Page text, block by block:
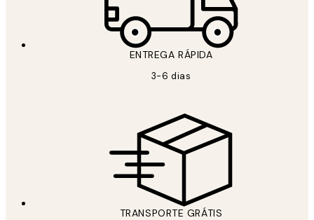
ENTREGA RÁPIDA
3-6 dias
TRANSPORTE GRÁTIS